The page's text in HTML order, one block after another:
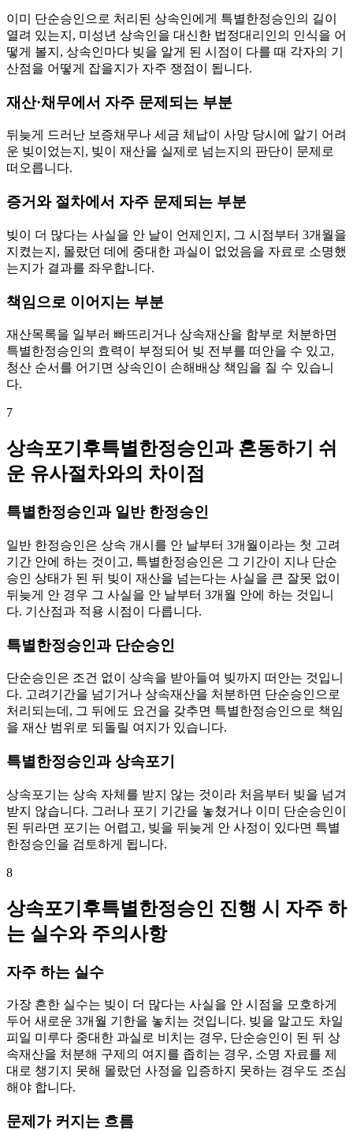
이미 단순승인으로 처리된 상속인에게 특별한정승인의 길이
열려 있는지, 미성년 상속인을 대신한 법정대리인의 인식을 어
떻게 볼지, 상속인마다 빚을 알게 된 시점이 다를 때 각자의 기
산점을 어떻게 잡을지가 자주 쟁점이 됩니다.
재산·채무에서 자주 문제되는 부분
뒤늦게 드러난 보증채무나 세금 체납이 사망 당시에 알기 어려
운 빚이었는지, 빚이 재산을 실제로 넘는지의 판단이 문제로
떠오릅니다.
증거와 절차에서 자주 문제되는 부분
빚이 더 많다는 사실을 안 날이 언제인지, 그 시점부터 3개월을
지켰는지, 몰랐던 데에 중대한 과실이 없었음을 자료로 소명했
는지가 결과를 좌우합니다.
책임으로 이어지는 부분
재산목록을 일부러 빠뜨리거나 상속재산을 함부로 처분하면
특별한정승인의 효력이 부정되어 빚 전부를 떠안을 수 있고,
청산 순서를 어기면 상속인이 손해배상 책임을 질 수 있습니
다.
7
상속포기후특별한정승인과 혼동하기 쉬
운 유사절차와의 차이점
특별한정승인과 일반 한정승인
일반 한정승인은 상속 개시를 안 날부터 3개월이라는 첫 고려
기간 안에 하는 것이고, 특별한정승인은 그 기간이 지나 단순
승인 상태가 된 뒤 빚이 재산을 넘는다는 사실을 큰 잘못 없이
뒤늦게 안 경우 그 사실을 안 날부터 3개월 안에 하는 것입니
다. 기산점과 적용 시점이 다릅니다.
특별한정승인과 단순승인
단순승인은 조건 없이 상속을 받아들여 빚까지 떠안는 것입니
다. 고려기간을 넘기거나 상속재산을 처분하면 단순승인으로
처리되는데, 그 뒤에도 요건을 갖추면 특별한정승인으로 책임
을 재산 범위로 되돌릴 여지가 있습니다.
특별한정승인과 상속포기
상속포기는 상속 자체를 받지 않는 것이라 처음부터 빚을 넘겨
받지 않습니다. 그러나 포기 기간을 놓쳤거나 이미 단순승인이
된 뒤라면 포기는 어렵고, 빚을 뒤늦게 안 사정이 있다면 특별
한정승인을 검토하게 됩니다.
8
상속포기후특별한정승인 진행 시 자주 하
는 실수와 주의사항
자주 하는 실수
가장 흔한 실수는 빚이 더 많다는 사실을 안 시점을 모호하게
두어 새로운 3개월 기한을 놓치는 것입니다. 빚을 알고도 차일
피일 미루다 중대한 과실로 비치는 경우, 단순승인이 된 뒤 상
속재산을 처분해 구제의 여지를 좁히는 경우, 소명 자료를 제
대로 챙기지 못해 몰랐던 사정을 입증하지 못하는 경우도 조심
해야 합니다.
문제가 커지는 흐름